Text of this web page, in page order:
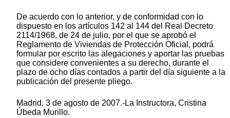
De acuerdo con lo anterior, y de conformidad con lo
dispuesto en los artículos 142 al 144 del Real Decreto
2114/1968, de 24 de julio, por el que se aprobó el
Reglamento de Viviendas de Protección Oficial, podrá
formular por escrito las alegaciones y aportar las pruebas
que considere convenientes a su derecho, durante el
plazo de ocho días contados a partir del día siguiente a la
publicación del presente pliego.
Madrid, 3 de agosto de 2007.-La Instructora, Cristina
Úbeda Murillo.